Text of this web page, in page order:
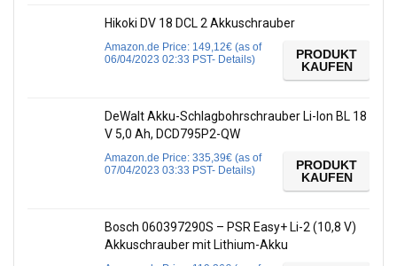
Hikoki DV 18 DCL 2 Akkuschrauber
Amazon.de Price: 149,12€ (as of
06/04/2023 02:33 PST- Details)
PRODUKT
KAUFEN
DeWalt Akku-Schlagbohrschrauber Li-Ion BL 18
V 5,0 Ah, DCD795P2-QW
Amazon.de Price: 335,39€ (as of
07/04/2023 03:33 PST- Details)
PRODUKT
KAUFEN
Bosch 060397290S – PSR Easy+ Li-2 (10,8 V)
Akkuschrauber mit Lithium-Akku